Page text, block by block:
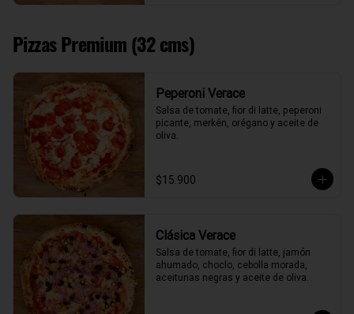
Pizzas Premium (32 cms)
Peperoni Verace
Salsa de tomate, fior di latte, peperoni
picante, merkén, orégano y aceite de
oliva.
$15.900
Clásica Verace
Salsa de tomate, fior di latte, jamón
ahumado, choclo, cebolla morada,
aceitunas negras y aceite de oliva.